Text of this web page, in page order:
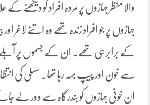
والا منظر جہازوں پر مردہ افراد کو دیکھنے کے
جہازوں پر جو افراد زندہ تھے وہ اتنے لاغر اور
کے برابر ہی تھے۔ ان کے جسموں پر
سے خون اور پیپ بہہ رہا تھا۔ سسلی کی
ان خونی جہازوں کو بندرگاہ سے دور لے جانے